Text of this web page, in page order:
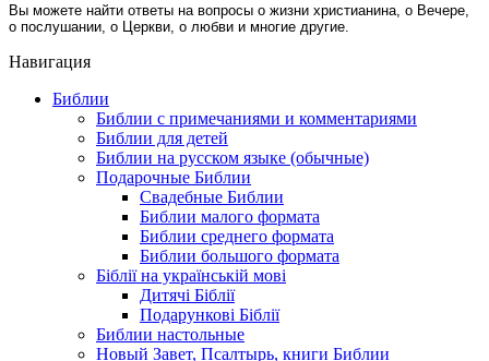
Вы можете найти ответы на вопросы о жизни христианина, о Вечере,
о послушании, о Церкви, о любви и многие другие.
Навигация
Библии
Библии с примечаниями и комментариями
Библии для детей
Библии на русском языке (обычные)
Подарочные Библии
Свадебные Библии
Библии малого формата
Библии среднего формата
Библии большого формата
Біблії на українській мові
Дитячі Біблії
Подарункові Біблії
Библии настольные
Новый Завет, Псалтырь, книги Библии